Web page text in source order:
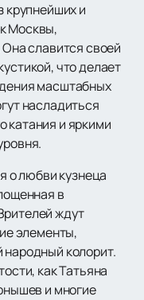
крупнейших и
Москвы,
славится своей
что делает
масштабных
насладиться
катания и яркими
о любви кузнеца
в
ждут
элементы,
колорит.
как Татьяна
и многие